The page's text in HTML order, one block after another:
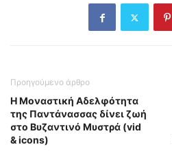
Προηγούμενο άρθρο
Η Μοναστική Αδελφότητα
της Παντάνασσας δίνει ζωή
στο Βυζαντινό Μυστρά (vid
& icons)